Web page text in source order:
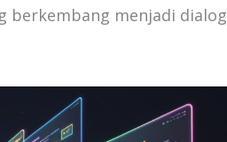
berkembang menjadi dialog